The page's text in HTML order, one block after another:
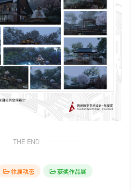
THE END
往届动态 获奖作品展